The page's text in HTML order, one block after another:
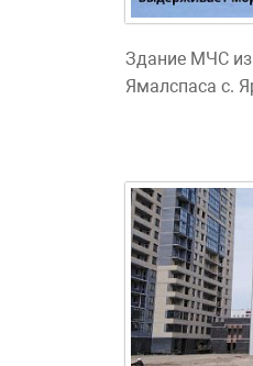
Здание МЧС из
Ямалспаса с.